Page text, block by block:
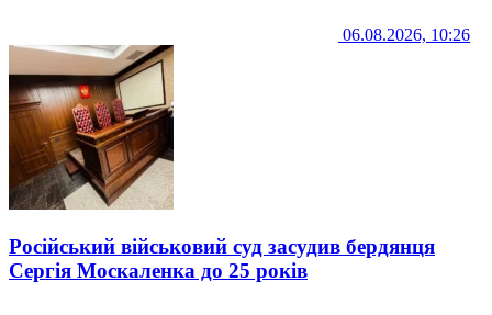
06.08.2026, 10:26
Російський військовий суд засудив бердянця
Сергія Москаленка до 25 років